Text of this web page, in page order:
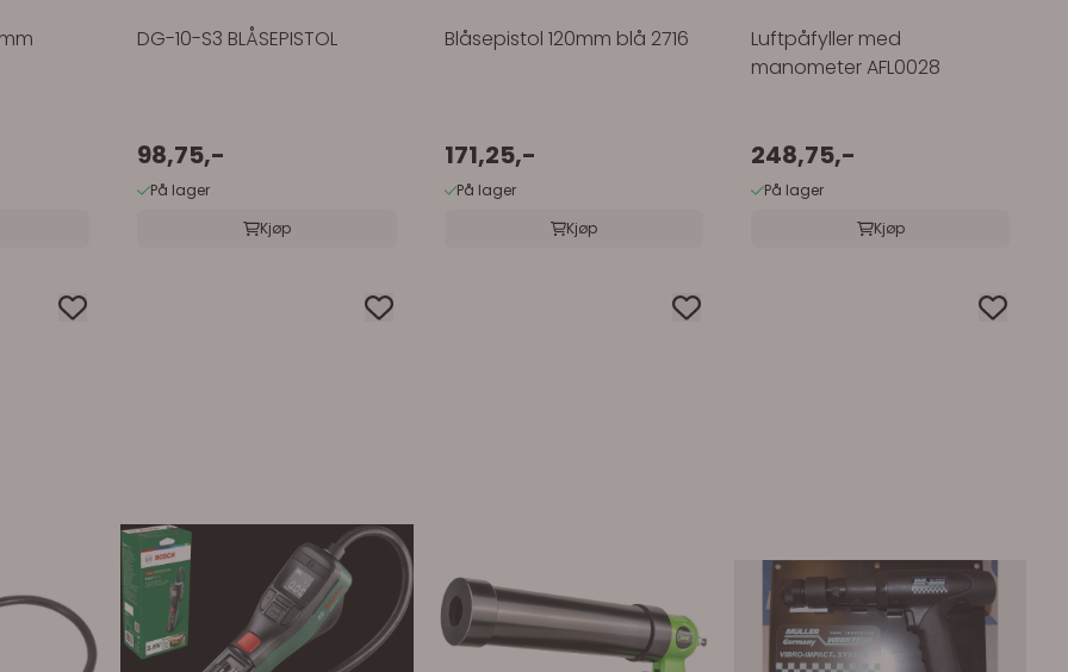
DG-10-S3 BLÅSEPISTOL
98,75,-
På lager
Kjøp
Blåsepistol 120mm blå 2716
171,25,-
På lager
Kjøp
Luftpåfyller med
manometer AFL0028
248,75,-
På lager
Kjøp